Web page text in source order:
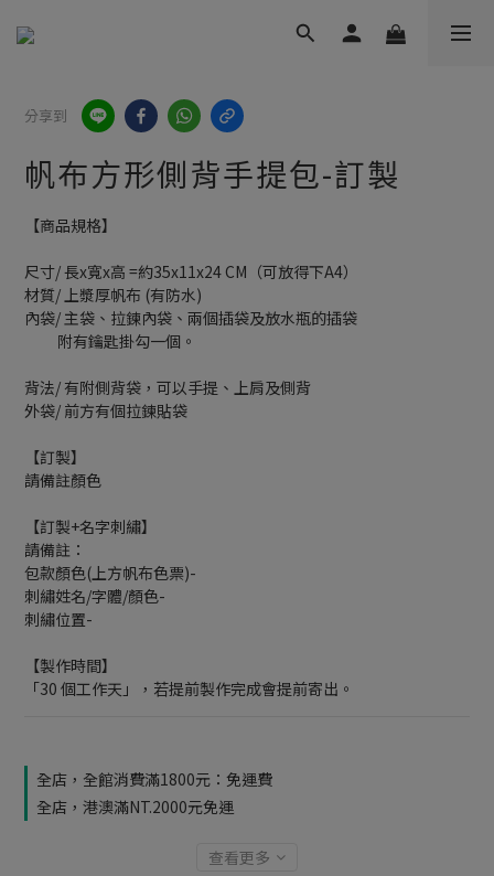
分享到
帆布方形側背手提包-訂製
【商品規格】
尺寸/ 長x寬x高 =約35x11x24 CM（可放得下A4）
材質/ 上漿厚帆布 (有防水)
內袋/ 主袋、拉鍊內袋、兩個插袋及放水瓶的插袋
          附有鑰匙掛勾一個。
背法/ 有附側背袋，可以手提、上肩及側背
外袋/ 前方有個拉鍊貼袋
【訂製】
請備註顏色
【訂製+名字刺繡】
請備註：
包款顏色(上方帆布色票)-
刺繡姓名/字體/顏色-
刺繡位置-
【製作時間】
「30 個工作天」，若提前製作完成會提前寄出。
全店，全館消費滿1800元：免運費
全店，港澳滿NT.2000元免運
查看更多